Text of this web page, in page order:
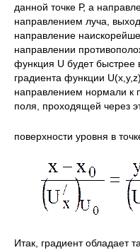
данной точке Р, а
направлением луча,
направление
направлении
функция U будет быстрее
градиента функции
направлением нормали к
поля, проходящей через
поверхности уровня в
Итак, градиент обладает